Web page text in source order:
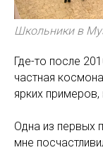
Школьники в
Где-то после
частная
ярких
Одна из первых
мне